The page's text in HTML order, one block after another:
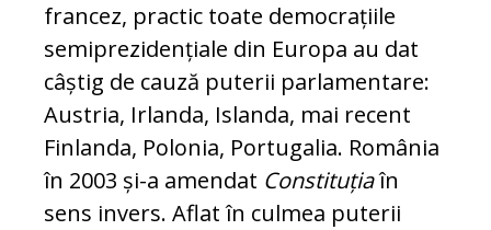
francez, practic toate democrațiile
semiprezi­den­ția­le din Europa au dat
câștig de cauză pu­terii parlamentare:
Austria, Irlanda, Islan­da, mai recent
Finlanda, Polonia, Portu­ga­lia. România
în 2003 și-a amendat Consti­tuțiaîn
sens invers. Aflat în culmea pu­te­rii